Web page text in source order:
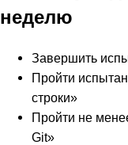
неделю
Завершить
Пройти
строки»
Пройти не
Git»